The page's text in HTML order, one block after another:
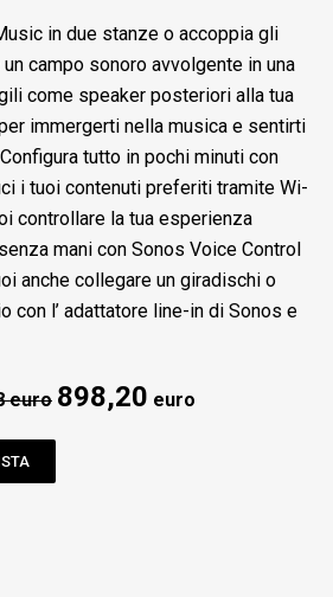
in due stanze o accoppia gli
campo sonoro avvolgente in una
come speaker posteriori alla tua
immergerti nella musica e sentirti
tutto in pochi minuti con
i tuoi contenuti preferiti tramite Wi-
controllare la tua esperienza
mani con Sonos Voice Control
anche collegare un giradischi o
con l’ adattatore line-in di Sonos e
euro 898,20 euro